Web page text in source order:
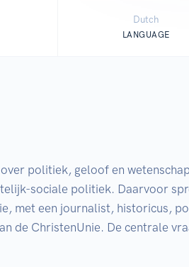
Dutch
LANGUAGE
politiek, geloof en
sociale politiek. Daarvoor
met een journalist, historicus,
de ChristenUnie. De centrale